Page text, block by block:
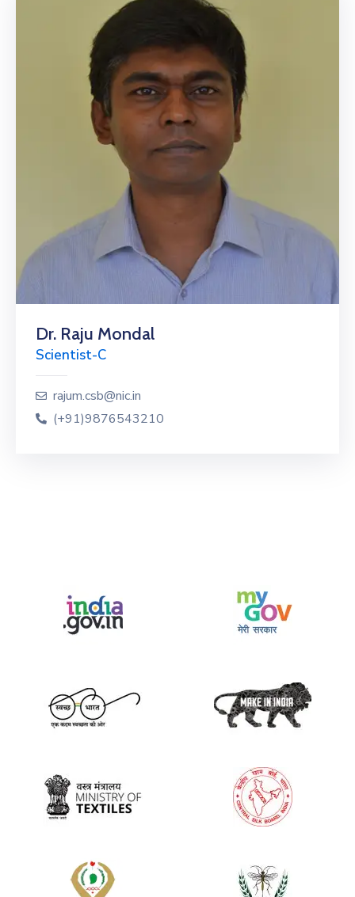
Dr. Raju Mondal
Scientist-C
rajum.csb@nic.in
(+91)9876543210